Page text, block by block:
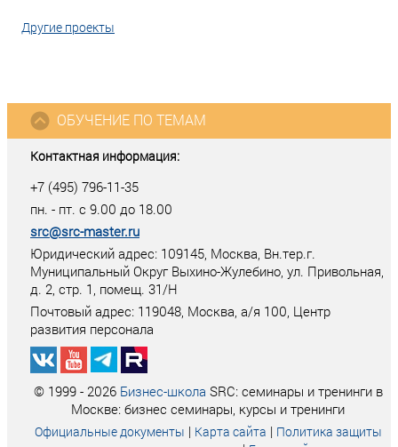
Другие проекты
Контактная информация:
+7 (495) 796-11-35
пн. - пт. с 9.00 до 18.00
src@src-master.ru
Юридический адрес: 109145, Москва, Вн.тер.г.
Муниципальный Округ Выхино-Жулебино, ул. Привольная,
д. 2, стр. 1, помещ. 31/Н
Почтовый адрес: 119048, Москва, а/я 100, Центр
развития персонала
ОБУЧЕНИЕ ПО ТЕМАМ
© 1999 - 2026 Бизнес-школа SRC: семинары и тренинги в
Москве: бизнес семинары, курсы и тренинги
Официальные документы | Карта сайта | Политика защиты